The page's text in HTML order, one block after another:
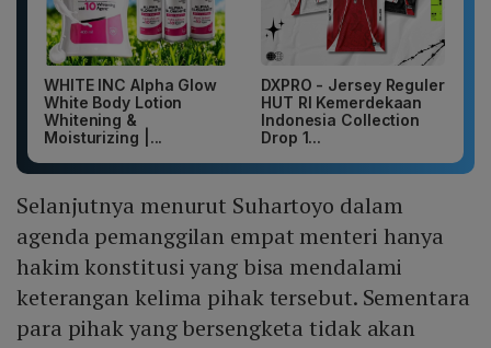
WHITE INC Alpha Glow
White Body Lotion
Whitening &
Moisturizing |...
DXPRO - Jersey Reguler
HUT RI Kemerdekaan
Indonesia Collection
Drop 1...
Selanjutnya menurut Suhartoyo dalam
agenda pemanggilan empat menteri hanya
hakim konstitusi yang bisa mendalami
keterangan kelima pihak tersebut. Sementara
para pihak yang bersengketa tidak akan